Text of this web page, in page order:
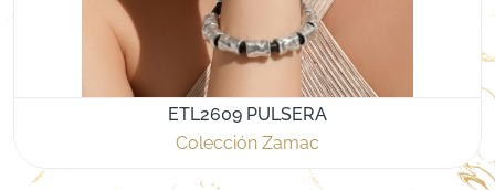
ETL2609 PULSERA
Colección Zamac